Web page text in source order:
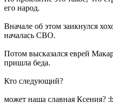
его народ.
Вначале об этом заикнулся
началась СВО.
Потом высказался еврей
пришла беда.
Кто следующий?
может наша славная Ксения?